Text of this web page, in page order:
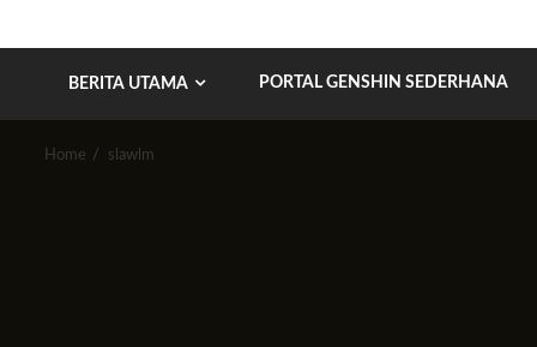
BERITA UTAMA PORTAL GENSHIN SEDERHANA
Home slawlm